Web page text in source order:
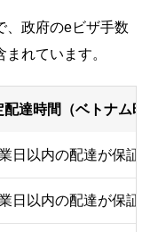
、政府のeビザ手数
れています。
配達時間（ベトナム時
日以内の配達が保証
日以内の配達が保証